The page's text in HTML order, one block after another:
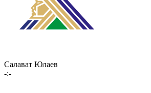
Салават Юлаев
-:-